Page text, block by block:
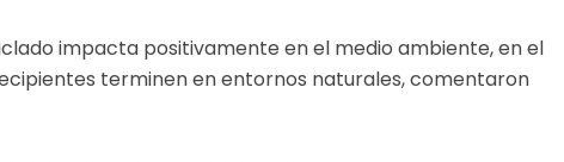
impacta positivamente en el medio ambiente, en el
terminen en entornos naturales, comentaron